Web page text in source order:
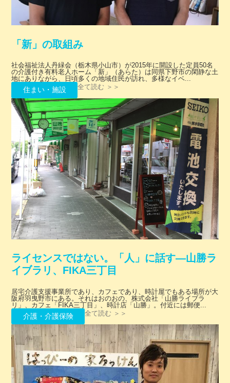
「新」の取組み
社会福祉法人丹緑会（栃木県小山市）が2015年に開設した定員50名
の介護付き有料老人ホーム「新」（あらた）は同県下野市の閑静な土
地にありながら、日頃多くの地域住民が訪れ、多様なイベ...
住まい・施設 全て読む ＞＞
ライセンスではない。「人」に話す―山勝ラ
イブラリ、FIKA三丁目
居宅介護支援事業所であり、カフェであり、時計屋でもある場所が大
阪府羽曳野市にある。それはおのおの、株式会社「山勝ライブラ
リ」、カフェ「FIKA三丁目」、時計店「山勝」。付近には郵便...
介護・介護保険 全て読む ＞＞